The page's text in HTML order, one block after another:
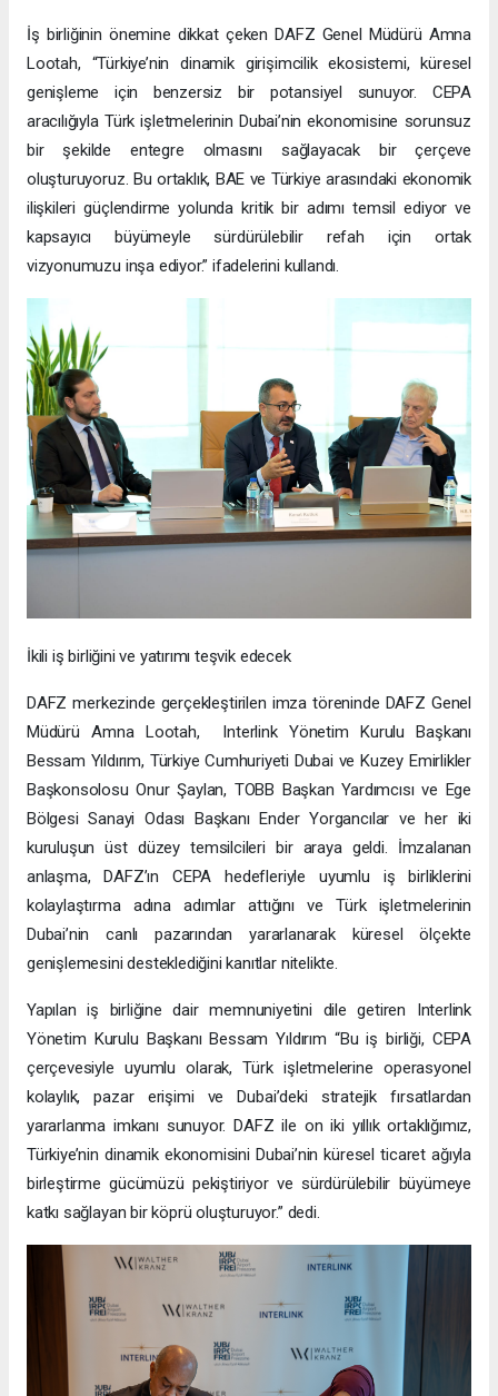
İş birliğinin önemine dikkat çeken DAFZ Genel Müdürü Amna
Lootah, “Türkiye’nin dinamik girişimcilik ekosistemi, küresel
genişleme için benzersiz bir potansiyel sunuyor. CEPA
aracılığıyla Türk işletmelerinin Dubai’nin ekonomisine sorunsuz
bir şekilde entegre olmasını sağlayacak bir çerçeve
oluşturuyoruz. Bu ortaklık, BAE ve Türkiye arasındaki ekonomik
ilişkileri güçlendirme yolunda kritik bir adımı temsil ediyor ve
kapsayıcı büyümeyle sürdürülebilir refah için ortak
vizyonumuzu inşa ediyor.” ifadelerini kullandı.
İkili iş birliğini ve yatırımı teşvik edecek
DAFZ merkezinde gerçekleştirilen imza töreninde DAFZ Genel
Müdürü Amna Lootah, Interlink Yönetim Kurulu Başkanı
Bessam Yıldırım, Türkiye Cumhuriyeti Dubai ve Kuzey Emirlikler
Başkonsolosu Onur Şaylan, TOBB Başkan Yardımcısı ve Ege
Bölgesi Sanayi Odası Başkanı Ender Yorgancılar ve her iki
kuruluşun üst düzey temsilcileri bir araya geldi. İmzalanan
anlaşma, DAFZ’ın CEPA hedefleriyle uyumlu iş birliklerini
kolaylaştırma adına adımlar attığını ve Türk işletmelerinin
Dubai’nin canlı pazarından yararlanarak küresel ölçekte
genişlemesini desteklediğini kanıtlar nitelikte.
Yapılan iş birliğine dair memnuniyetini dile getiren Interlink
Yönetim Kurulu Başkanı Bessam Yıldırım “Bu iş birliği, CEPA
çerçevesiyle uyumlu olarak, Türk işletmelerine operasyonel
kolaylık, pazar erişimi ve Dubai’deki stratejik fırsatlardan
yararlanma imkanı sunuyor. DAFZ ile on iki yıllık ortaklığımız,
Türkiye’nin dinamik ekonomisini Dubai’nin küresel ticaret ağıyla
birleştirme gücümüzü pekiştiriyor ve sürdürülebilir büyümeye
katkı sağlayan bir köprü oluşturuyor.” dedi.